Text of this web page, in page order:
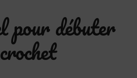
pour débuter
crochet